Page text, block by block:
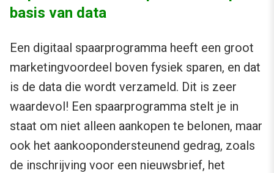
basis van data
Een digitaal spaarprogramma heeft een groot
marketingvoordeel boven fysiek sparen, en dat
is de data die wordt verzameld. Dit is zeer
waardevol! Een spaarprogramma stelt je in
staat om niet alleen aankopen te belonen, maar
ook het aankoopondersteunend gedrag, zoals
de inschrijving voor een nieuwsbrief, het